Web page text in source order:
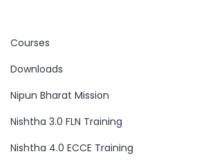
Courses
Downloads
Nipun Bharat Mission
Nishtha 3.0 FLN Training
Nishtha 4.0 ECCE Training